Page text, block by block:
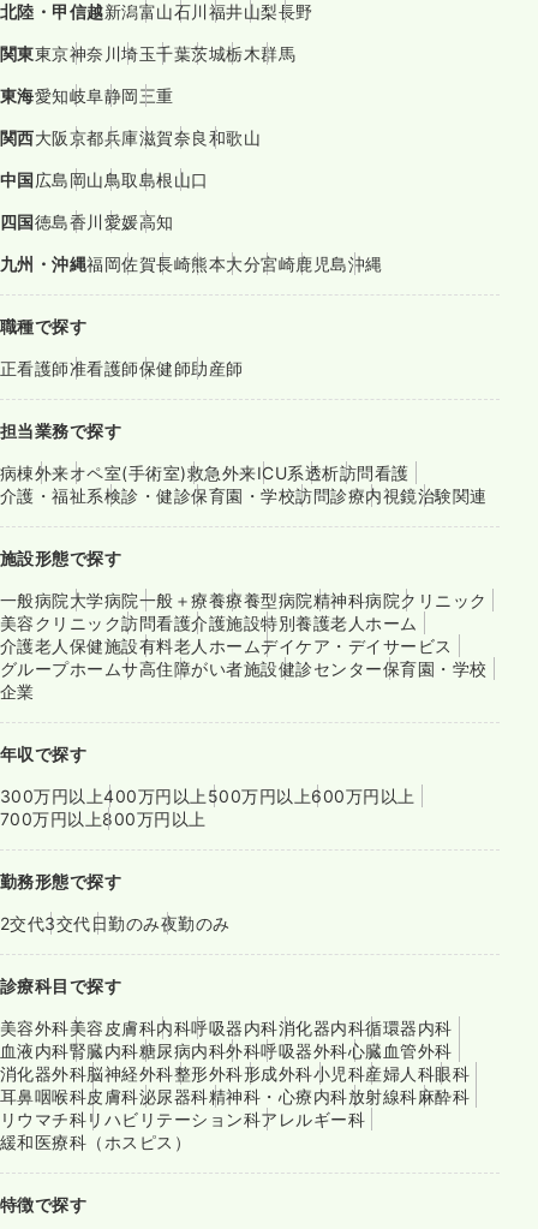
北陸・甲信越新潟富山石川福井山梨長野
関東東京神奈川埼玉千葉茨城栃木群馬
東海愛知岐阜静岡三重
関西大阪京都兵庫滋賀奈良和歌山
中国広島岡山鳥取島根山口
四国徳島香川愛媛高知
九州・沖縄福岡佐賀長崎熊本大分宮崎鹿児島沖縄
職種で探す
正看護師准看護師保健師助産師
担当業務で探す
病棟外来オペ室(手術室)救急外来ICU系透析訪問看護
介護・福祉系検診・健診保育園・学校訪問診療内視鏡治験関連
施設形態で探す
一般病院大学病院一般＋療養療養型病院精神科病院クリニック
美容クリニック訪問看護介護施設特別養護老人ホーム
介護老人保健施設有料老人ホームデイケア・デイサービス
グループホームサ高住障がい者施設健診センター保育園・学校
企業
年収で探す
300万円以上400万円以上 500万円以上600万円以上
700万円以上800万円以上
勤務形態で探す
2交代3交代日勤のみ夜勤のみ
診療科目で探す
美容外科美容皮膚科内科呼吸器内科消化器内科循環器内科
血液内科腎臓内科糖尿病内科外科呼吸器外科心臓血管外科
消化器外科脳神経外科整形外科形成外科小児科産婦人科眼科
耳鼻咽喉科皮膚科泌尿器科精神科・心療内科放射線科麻酔科
リウマチ科リハビリテーション科アレルギー科
緩和医療科（ホスピス）
特徴で探す